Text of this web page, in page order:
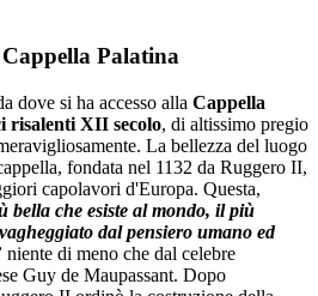
Palatina
dove si ha accesso alla Cappella
risalenti XII secolo, di altissimo pregio
La bellezza del luogo
fondata nel 1132 da Ruggero II,
capolavori d'Europa. Questa,
bella che esiste al mondo, il più
dal pensiero umano ed
niente di meno che dal celebre
Guy de Maupassant. Dopo